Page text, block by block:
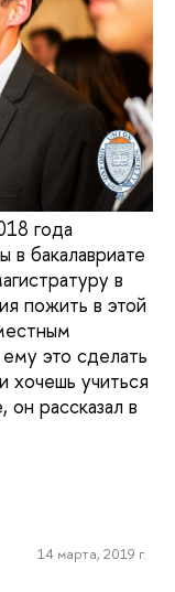
года
бакалавриате
в
пожить в этой
это сделать
хочешь учиться
рассказал в
14 марта, 2019 г.